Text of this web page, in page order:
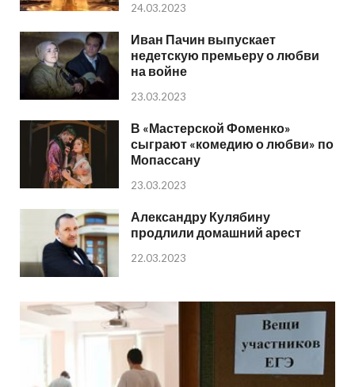
24.03.2023
Иван Пачин выпускает
недетскую премьеру о любви
на войне
23.03.2023
В «Мастерской Фоменко»
сыграют «комедию о любви» по
Мопассану
23.03.2023
Александру Кулябину
продлили домашний арест
22.03.2023